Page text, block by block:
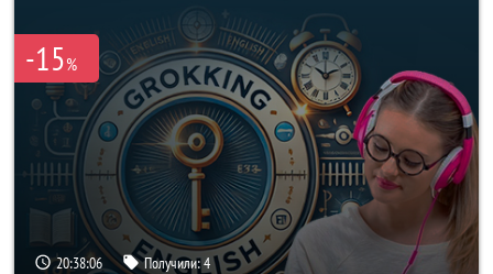
-15%
20:38:06 Получили:4